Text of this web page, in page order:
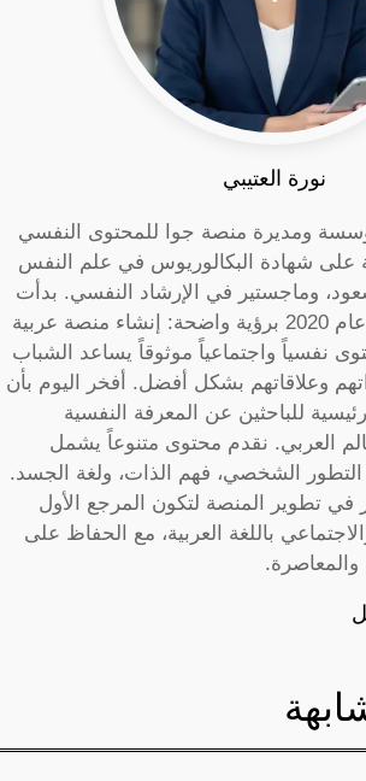
نورة العتيبي
مؤسسة ومديرة منصة جوا للمحتوى النفسي
على شهادة البكالوريوس في علم النفس
وماجستير في الإرشاد النفسي. بدأت
رحلتي مع جوا في عام 2020 برؤية واضحة: إنشاء منصة عربية
نفسياً واجتماعياً موثوقاً يساعد الشباب
وعلاقاتهم بشكل أفضل. أفخر اليوم بأن
للباحثين عن المعرفة النفسية
العربي. نقدم محتوى متنوعاً يشمل
التطور الشخصي، فهم الذات، ولغة الجسد.
في تطوير المنصة لتكون المرجع الأول
باللغة العربية، مع الحفاظ على
والمعاصرة.